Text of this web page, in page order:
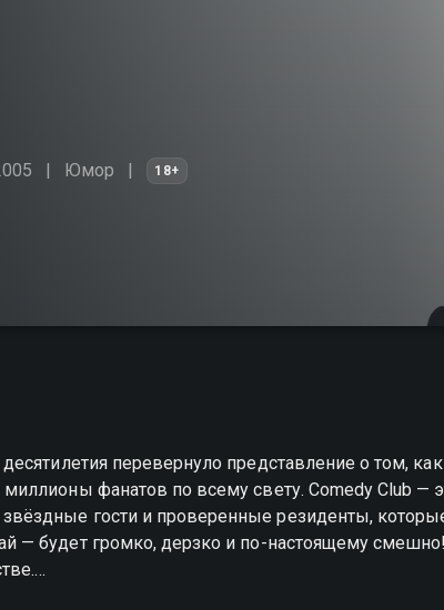
Юмор 18+
десятилетия перевернуло представление о том,
фанатов по всему свету. Comedy Club —
гости и проверенные резиденты,
— будет громко, дерзко и по-настоящему